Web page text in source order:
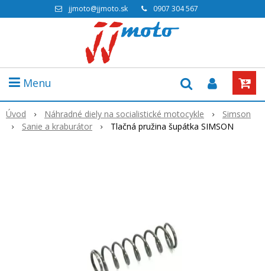
jjmoto@jjmoto.sk 0907 304 567
Menu
Úvod Náhradné diely na socialistické motocykle
Simson
Sanie a kraburátor
Tlačná pružina šupátka SIMSON